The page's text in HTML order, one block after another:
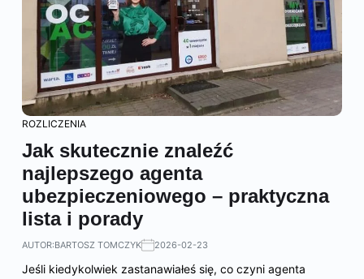
ROZLICZENIA
Jak skutecznie znaleźć
najlepszego agenta
ubezpieczeniowego – praktyczna
lista i porady
AUTOR:BARTOSZ TOMCZYK 2026-02-23
Jeśli kiedykolwiek zastanawiałeś się, co czyni agenta